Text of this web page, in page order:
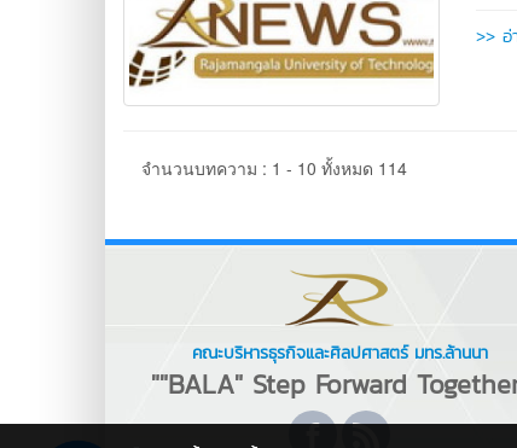
>>
จำนวนบทความ : 1 - 10 ทั้งหมด 114
คณะบริหารธุรกิจและศิลปศาสตร์ มทร.ล้านนา
""BALA" Step Forward